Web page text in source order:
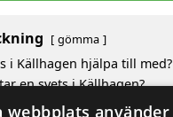
gömma
i Källhagen hjälpa till med?
en svets i Källhagen?
välja svets i Källhagen
webbplats använder